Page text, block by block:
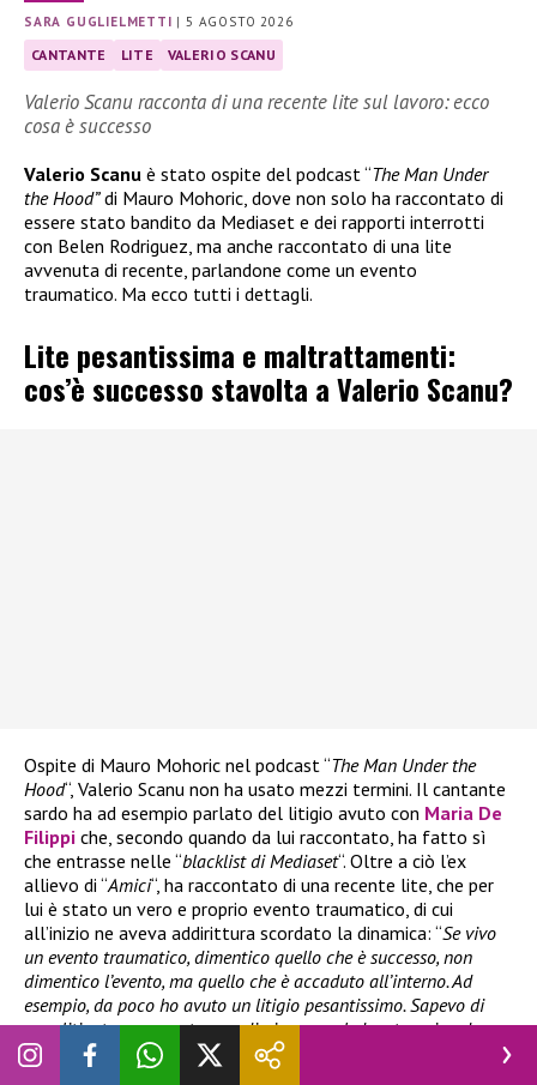
SARA GUGLIELMETTI | 5 AGOSTO 2026
CANTANTE LITE VALERIO SCANU
Valerio Scanu racconta di una recente lite sul lavoro: ecco
cosa è successo
Valerio Scanu è stato ospite del podcast “The Man Under
the Hood”di Mauro Mohoric, dove non solo ha raccontato di
essere stato bandito da Mediaset e dei rapporti interrotti
con Belen Rodriguez, ma anche raccontato di una lite
avvenuta di recente, parlandone come un evento
traumatico. Ma ecco tutti i dettagli.
Lite pesantissima e maltrattamenti:
cos’è successo stavolta a Valerio Scanu?
Ospite di Mauro Mohoric nel podcast “The Man Under the
Hood“, Valerio Scanu non ha usato mezzi termini. Il cantante
sardo ha ad esempio parlato del litigio avuto con Maria De
Filippi che, secondo quando da lui raccontato, ha fatto sì
che entrasse nelle “blacklist di Mediaset“. Oltre a ciò l’ex
allievo di “Amici“, ha raccontato di una recente lite, che per
lui è stato un vero e proprio evento traumatico, di cui
all’inizio ne aveva addirittura scordato la dinamica: “Se vivo
un evento traumatico, dimentico quello che è successo, non
dimentico l’evento, ma quello che è accaduto all’interno. Ad
esempio, da poco ho avuto un litigio pesantissimo. Sapevo di
aver litigato con questa grandissima… maleducata e ricordo
anche che
mi ha maltrattato in maniera traumatica.
mi sono ritrovato senza parole, non mi aspettavo questa cosa